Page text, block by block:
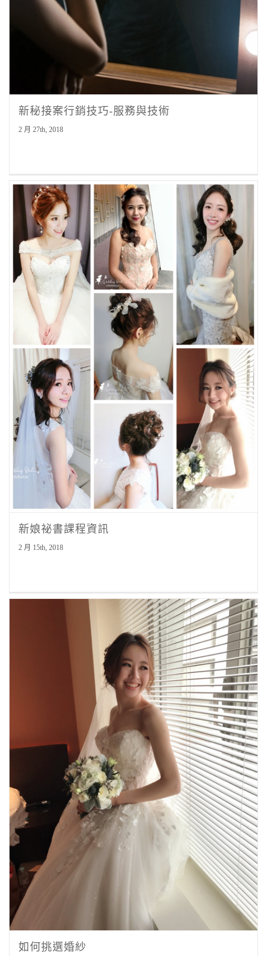
新秘接案行銷技巧-服務與技術
2 月 27th, 2018
新娘祕書課程資訊
2 月 15th, 2018
如何挑選婚紗